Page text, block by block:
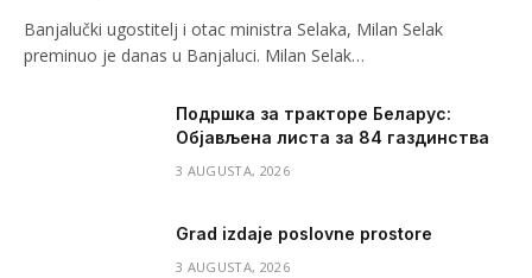
Banjalučki ugostitelj i otac ministra Selaka, Milan Selak
preminuo je danas u Banjaluci. Milan Selak…
Подршка за тракторе Беларус:
Објављена листа за 84 газдинства
3 AUGUSTA, 2026
Grad izdaje poslovne prostore
3 AUGUSTA, 2026